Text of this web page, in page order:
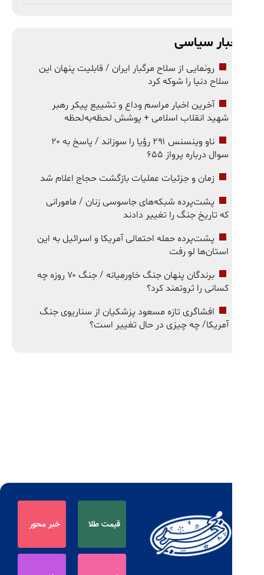
سیاسی
رونمایی از سلاح مرگبار ایران / قابلیت پنهان این
سلاح دنیا را شوکه کرد
آخرین اخبار مراسم وداع و تشییع پیکر رهبر
شهید انقلاب اسلامی + پوشش لحظه‌به‌لحظه
ناو وینسنس ۲۹۱ رؤیا را سوزاند / پاسخ به ۲۰
سوال درباره پرواز ۶۵۵
زمان و جزئیات عملیات بازگشت حجاج اعلام شد
پشت‌پرده شبکه‌های جاسوسی زنان / مامورانی
که تاریخ جنگ را تغییر دادند
پشت‌پرده حمله احتمالی آمریکا و اسرائیل به این
استان‌ها لو رفت
برندگان پنهان جنگ خاورمیانه / جنگ ۷۰ روزه چه
کسانی را ثروتمند کرد؟
افشاگری تازه مسعود پزشکیان از سناریوی جنگ
آمریکا/ چه چیزی در حال تغییر است؟
خبر محور